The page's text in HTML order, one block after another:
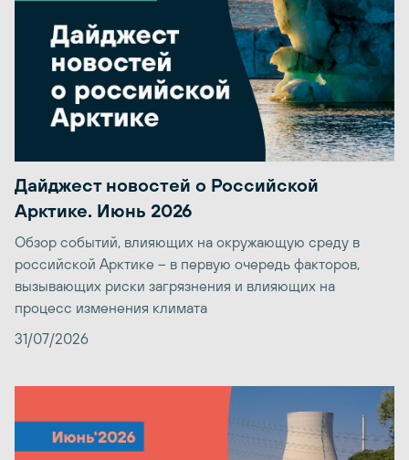
Дайджест новостей о Российской
Арктике. Июнь 2026
Обзор событий, влияющих на окружающую среду в
российской Арктике – в первую очередь факторов,
вызывающих риски загрязнения и влияющих на
процесс изменения климата
31/07/2026